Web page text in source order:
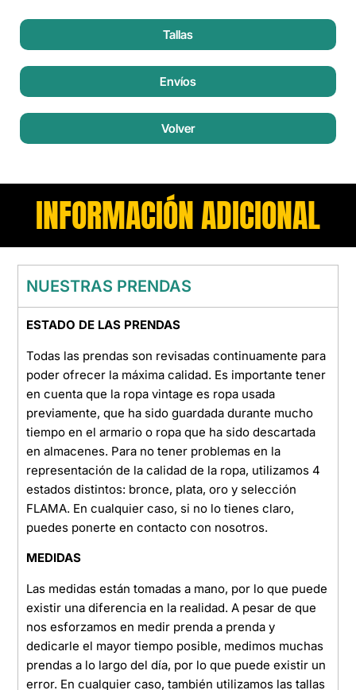
Tallas
Envíos
Volver
INFORMACIÓN ADICIONAL
NUESTRAS PRENDAS
ESTADO DE LAS PRENDAS
Todas las prendas son revisadas continuamente para
poder ofrecer la máxima calidad. Es importante tener
en cuenta que la ropa vintage es ropa usada
previamente, que ha sido guardada durante mucho
tiempo en el armario o ropa que ha sido descartada
en almacenes. Para no tener problemas en la
representación de la calidad de la ropa, utilizamos 4
estados distintos: bronce, plata, oro y selección
FLAMA. En cualquier caso, si no lo tienes claro,
puedes ponerte en contacto con nosotros.
MEDIDAS
Las medidas están tomadas a mano, por lo que puede
existir una diferencia en la realidad. A pesar de que
nos esforzamos en medir prenda a prenda y
dedicarle el mayor tiempo posible, medimos muchas
prendas a lo largo del día, por lo que puede existir un
error. En cualquier caso, también utilizamos las tallas